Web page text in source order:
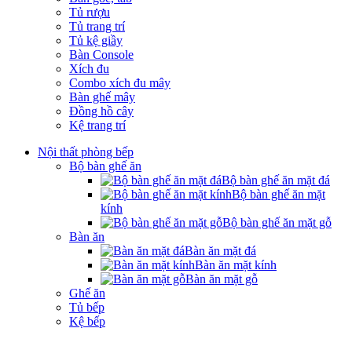
Tủ rượu
Tủ trang trí
Tủ kệ giầy
Bàn Console
Xích đu
Combo xích đu mây
Bàn ghế mây
Đồng hồ cây
Kệ trang trí
Nội thất phòng bếp
Bộ bàn ghế ăn
Bộ bàn ghế ăn mặt đá
Bộ bàn ghế ăn mặt
kính
Bộ bàn ghế ăn mặt gỗ
Bàn ăn
Bàn ăn mặt đá
Bàn ăn mặt kính
Bàn ăn mặt gỗ
Ghế ăn
Tủ bếp
Kệ bếp